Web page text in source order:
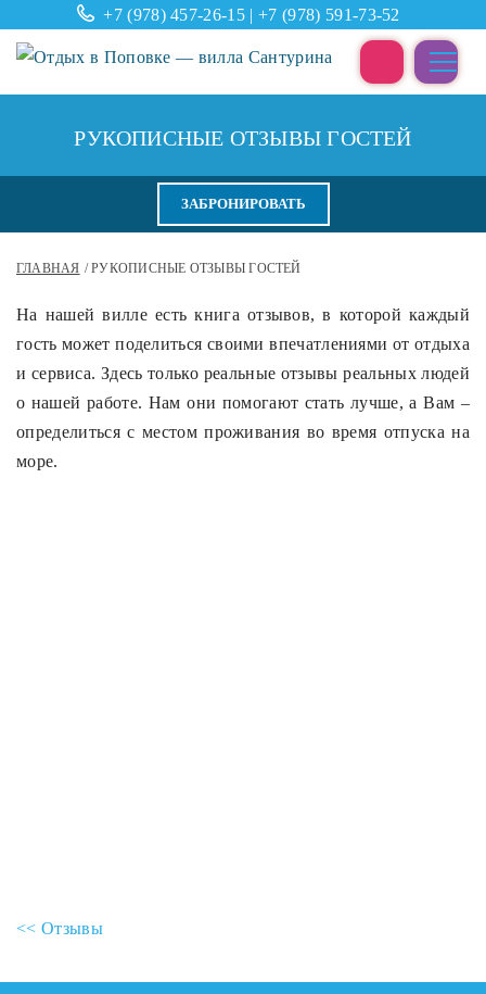
+7 (978) 457-26-15 |+7 (978) 591-73-52
РУКОПИСНЫЕ ОТЗЫВЫ ГОСТЕЙ
ЗАБРОНИРОВАТЬ
ГЛАВНАЯ РУКОПИСНЫЕ ОТЗЫВЫ ГОСТЕЙ
На нашей вилле есть книга отзывов, в которой каждый
гость может поделиться своими впечатлениями от отдыха
и сервиса. Здесь только реальные отзывы реальных людей
о нашей работе. Нам они помогают стать лучше, а Вам –
определиться с местом проживания во время отпуска на
море.
<< Отзывы